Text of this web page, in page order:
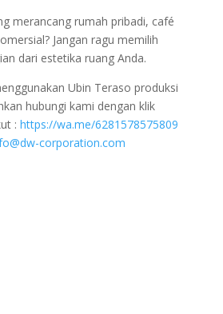
merancang rumah pribadi, café
Jangan ragu memilih
dari estetika ruang Anda.
Ubin Teraso produksi
hubungi kami dengan klik
: https://wa.me/6281578575809
corporation.com